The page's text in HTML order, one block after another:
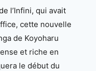
l’Infini, qui avait
cette nouvelle
de Koyoharu
et riche en
le début du